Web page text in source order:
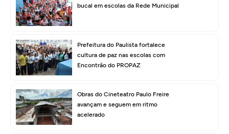
bucal em escolas da Rede Municipal
Prefeitura do Paulista fortalece
cultura de paz nas escolas com
Encontrão do PROPAZ
Obras do Cineteatro Paulo Freire
avançam e seguem em ritmo
acelerado